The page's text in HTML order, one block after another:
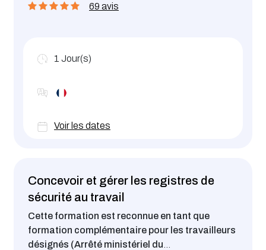
69 avis
1 Jour(s)
Voir les dates
Concevoir et gérer les registres de
sécurité au travail
Cette formation est reconnue en tant que
formation complémentaire pour les travailleurs
désignés (Arrêté ministériel du